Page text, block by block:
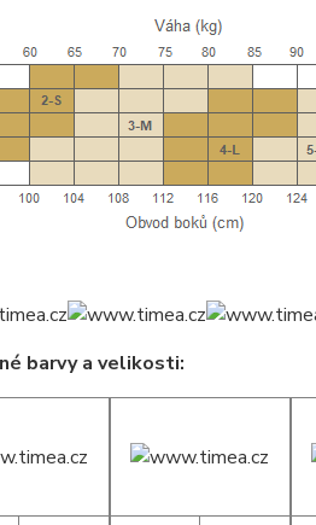
barvy a velikosti: